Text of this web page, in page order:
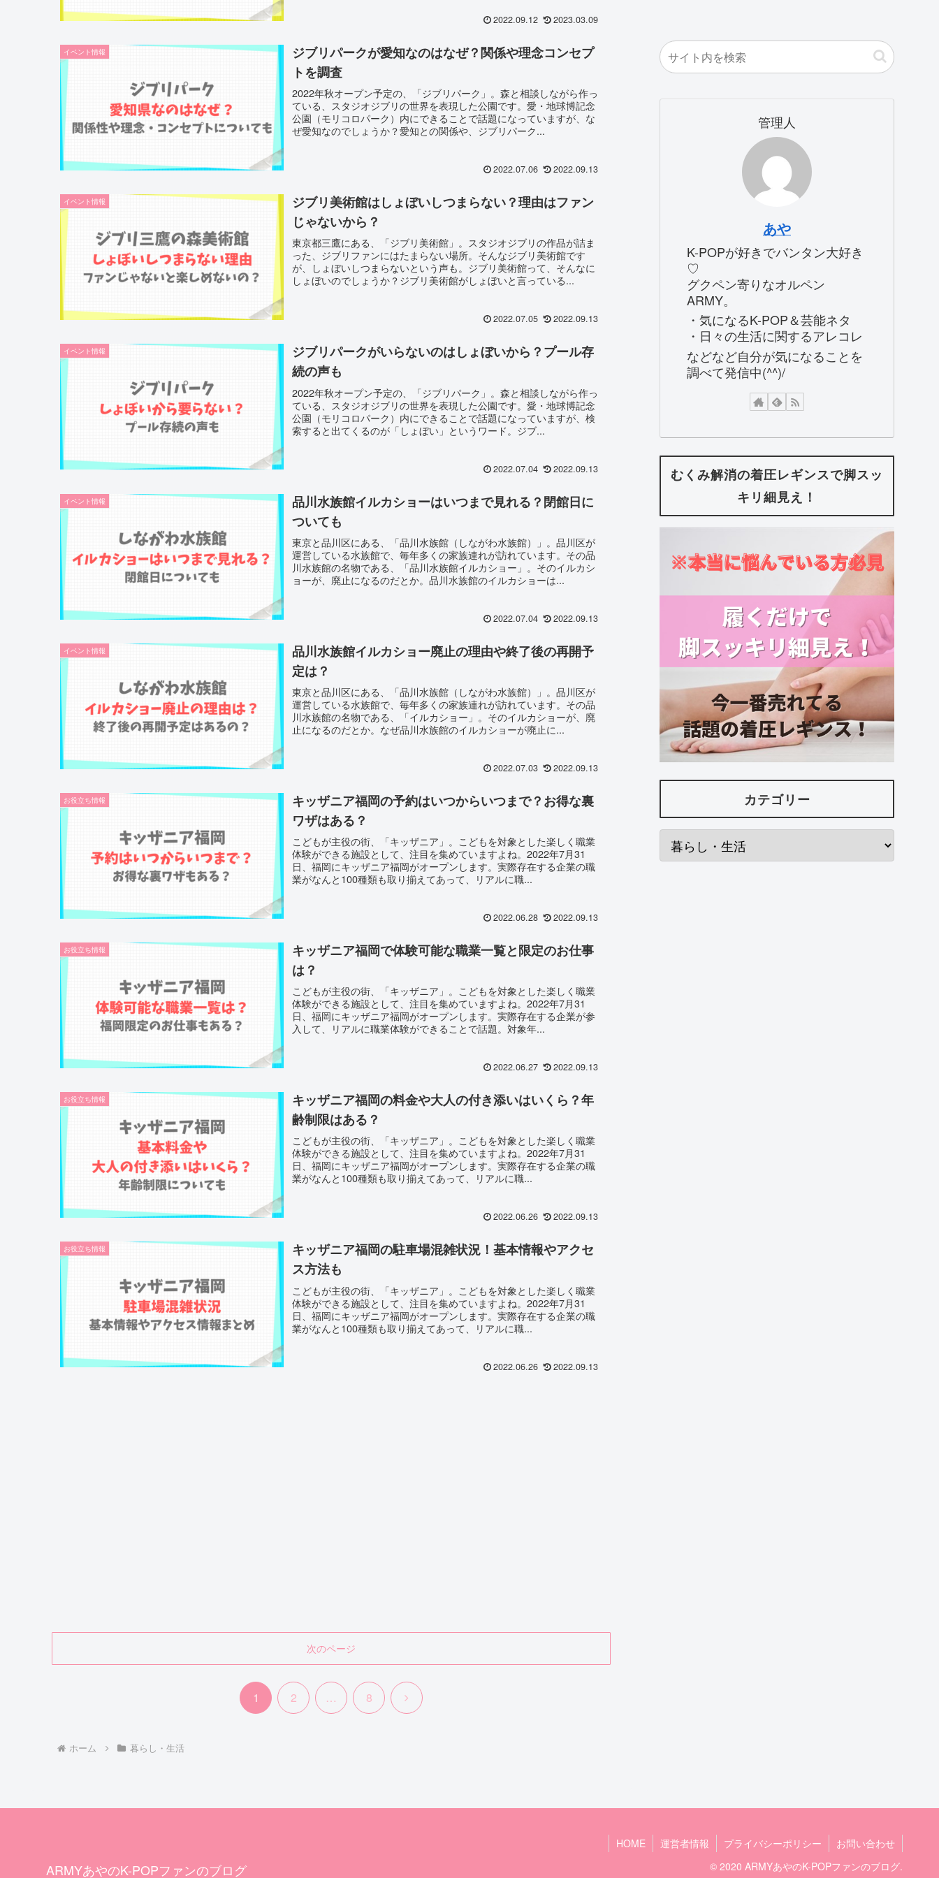
2022.09.12 2023.03.09
イベント情報
ジブリパークが愛知なのはなぜ？関係や理念コンセプ
トを調査
2022年秋オープン予定の、「ジブリパーク」。森と相談しながら作っ
ている、スタジオジブリの世界を表現した公園です。愛・地球博記念
公園（モリコロパーク）内にできることで話題になっていますが、な
ぜ愛知なのでしょうか？愛知との関係や、ジブリパーク...
2022.07.06 2022.09.13
イベント情報
ジブリ美術館はしょぼいしつまらない？理由はファン
じゃないから？
東京都三鷹にある、「ジブリ美術館」。スタジオジブリの作品が詰ま
った、ジブリファンにはたまらない場所。そんなジブリ美術館です
が、しょぼいしつまらないという声も。ジブリ美術館って、そんなに
しょぼいのでしょうか？ジブリ美術館がしょぼいと言っている...
2022.07.05 2022.09.13
イベント情報
ジブリパークがいらないのはしょぼいから？プール存
続の声も
2022年秋オープン予定の、「ジブリパーク」。森と相談しながら作っ
ている、スタジオジブリの世界を表現した公園です。愛・地球博記念
公園（モリコロパーク）内にできることで話題になっていますが、検
索すると出てくるのが「しょぼい」というワード。ジブ...
2022.07.04 2022.09.13
イベント情報
品川水族館イルカショーはいつまで見れる？閉館日に
ついても
東京と品川区にある、「品川水族館（しながわ水族館）」。品川区が
運営している水族館で、毎年多くの家族連れが訪れています。その品
川水族館の名物である、「品川水族館イルカショー」。そのイルカシ
ョーが、廃止になるのだとか。品川水族館のイルカショーは...
2022.07.04 2022.09.13
イベント情報
品川水族館イルカショー廃止の理由や終了後の再開予
定は？
東京と品川区にある、「品川水族館（しながわ水族館）」。品川区が
運営している水族館で、毎年多くの家族連れが訪れています。その品
川水族館の名物である、「イルカショー」。そのイルカショーが、廃
止になるのだとか。なぜ品川水族館のイルカショーが廃止に...
2022.07.03 2022.09.13
お役立ち情報
キッザニア福岡の予約はいつからいつまで？お得な裏
ワザはある？
こどもが主役の街、「キッザニア」。こどもを対象とした楽しく職業
体験ができる施設として、注目を集めていますよね。2022年7月31
日、福岡にキッザニア福岡がオープンします。実際存在する企業の職
業がなんと100種類も取り揃えてあって、リアルに職...
2022.06.28 2022.09.13
お役立ち情報
キッザニア福岡で体験可能な職業一覧と限定のお仕事
は？
こどもが主役の街、「キッザニア」。こどもを対象とした楽しく職業
体験ができる施設として、注目を集めていますよね。2022年7月31
日、福岡にキッザニア福岡がオープンします。実際存在する企業が参
入して、リアルに職業体験ができることで話題。対象年...
2022.06.27 2022.09.13
お役立ち情報
キッザニア福岡の料金や大人の付き添いはいくら？年
齢制限はある？
こどもが主役の街、「キッザニア」。こどもを対象とした楽しく職業
体験ができる施設として、注目を集めていますよね。2022年7月31
日、福岡にキッザニア福岡がオープンします。実際存在する企業の職
業がなんと100種類も取り揃えてあって、リアルに職...
2022.06.26 2022.09.13
お役立ち情報
キッザニア福岡の駐車場混雑状況！基本情報やアクセ
ス方法も
こどもが主役の街、「キッザニア」。こどもを対象とした楽しく職業
体験ができる施設として、注目を集めていますよね。2022年7月31
日、福岡にキッザニア福岡がオープンします。実際存在する企業の職
業がなんと100種類も取り揃えてあって、リアルに職...
2022.06.26 2022.09.13
次のページ
1 2 … 8
次
ホーム 暮らし・生活
管理人
あや
K-POPが好きでバンタン大好き
♡
グクペン寄りなオルペン
ARMY。
・気になるK-POP＆芸能ネタ
・日々の生活に関するアレコレ
などなど自分が気になることを
調べて発信中(^^)/
むくみ解消の着圧レギンスで脚スッ
キリ細見え！
カテゴリー
ARMYあやのK-POPファンのブログ
HOME 運営者情報 プライバシーポリシー
お問い合わせ
© 2020 ARMYあやのK-POPファンのブログ.